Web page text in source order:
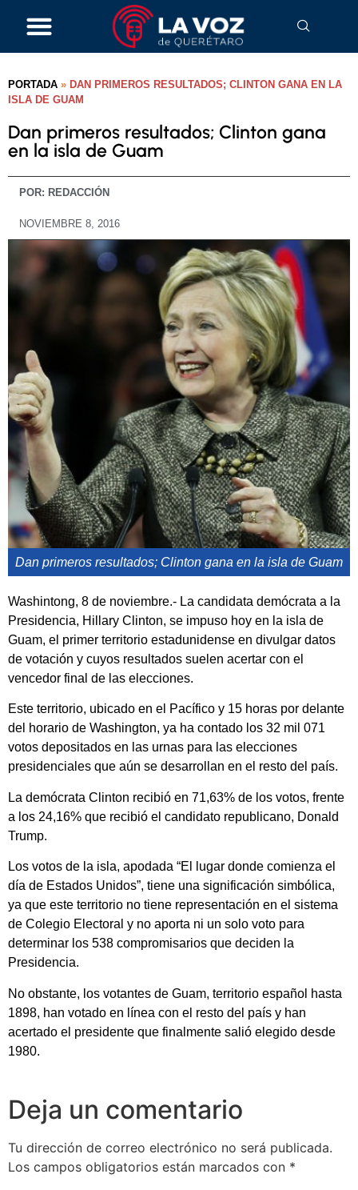
PORTADA » DAN PRIMEROS RESULTADOS; CLINTON GANA EN LA
ISLA DE GUAM
Dan primeros resultados; Clinton gana
en la isla de Guam
POR: REDACCIÓN
NOVIEMBRE 8, 2016
Dan primeros resultados; Clinton gana en la isla de Guam
Washintong, 8 de noviembre.- La candidata demócrata a la
Presidencia, Hillary Clinton, se impuso hoy en la isla de
Guam, el primer territorio estadunidense en divulgar datos
de votación y cuyos resultados suelen acertar con el
vencedor final de las elecciones.
Este territorio, ubicado en el Pacífico y 15 horas por delante
del horario de Washington, ya ha contado los 32 mil 071
votos depositados en las urnas para las elecciones
presidenciales que aún se desarrollan en el resto del país.
La demócrata Clinton recibió en 71,63% de los votos, frente
a los 24,16% que recibió el candidato republicano, Donald
Trump.
Los votos de la isla, apodada “El lugar donde comienza el
día de Estados Unidos”, tiene una significación simbólica,
ya que este territorio no tiene representación en el sistema
de Colegio Electoral y no aporta ni un solo voto para
determinar los 538 compromisarios que deciden la
Presidencia.
No obstante, los votantes de Guam, territorio español hasta
1898, han votado en línea con el resto del país y han
acertado el presidente que finalmente salió elegido desde
1980.
Deja un comentario
Tu dirección de correo electrónico no será publicada.
Los campos obligatorios están marcados con *